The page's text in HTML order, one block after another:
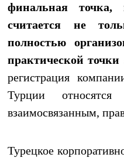
финальная точка,
считается не
полностью
практической точки
регистрация
Турции
взаимосвязанным,
Турецкое